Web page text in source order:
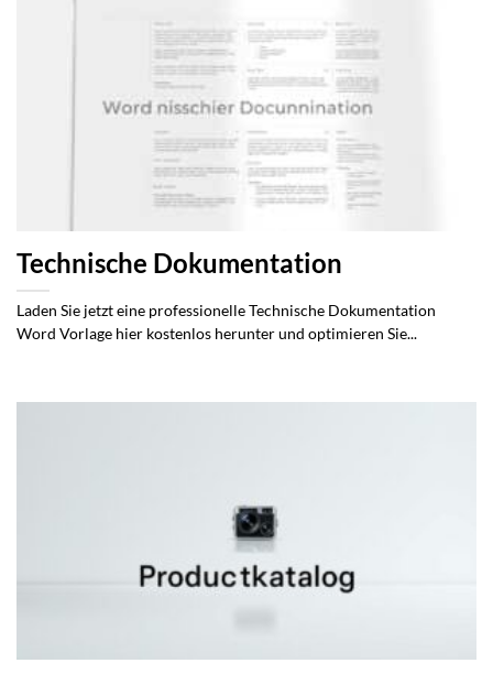
Technische Dokumentation
Laden Sie jetzt eine professionelle Technische Dokumentation
Word Vorlage hier kostenlos herunter und optimieren Sie...